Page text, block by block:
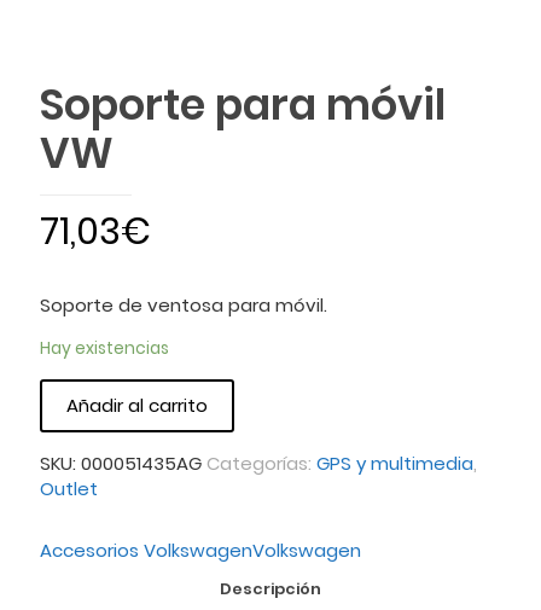
Soporte para móvil
VW
71,03€
Soporte de ventosa para móvil.
Hay existencias
Añadir al carrito
SKU: 000051435AG Categorías: GPS y multimedia,
Outlet
Accesorios VolkswagenVolkswagen
Descripción